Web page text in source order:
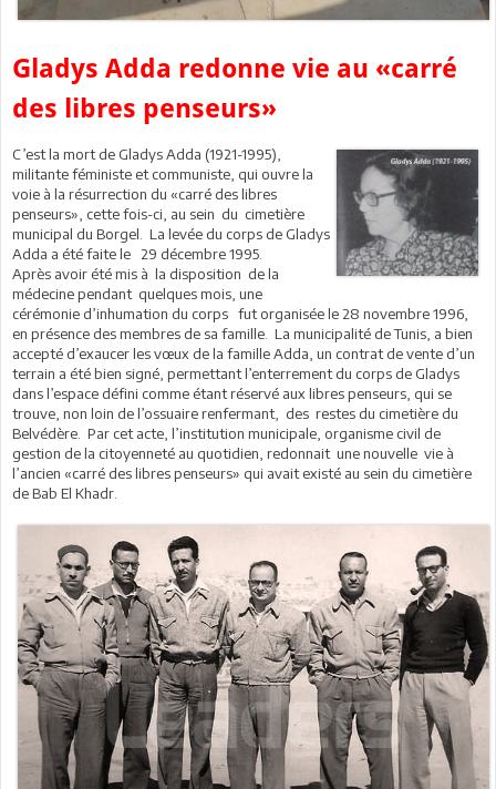
Gladys Adda redonne vie au «carré
des libres penseurs»
C’est la mort de Gladys Adda (1921-1995),
militante féministe et communiste, qui ouvre la
voie à la résurrection du «carré des libres
penseurs», cette fois-ci, au sein du cimetière
municipal du Borgel. La levée du corps de Gladys
Adda a été faite le 29 décembre 1995.
Après avoir été mis à la disposition de la
médecine pendant quelques mois, une
cérémonie d’inhumation du corps fut organisée le 28 novembre 1996,
en présence des membres de sa famille. La municipalité de Tunis, a bien
accepté d’exaucer les vœux de la famille Adda, un contrat de vente d’un
terrain a été bien signé, permettant l’enterrement du corps de Gladys
dans l’espace défini comme étant réservé aux libres penseurs, qui se
trouve, non loin de l’ossuaire renfermant, des restes du cimetière du
Belvédère. Par cet acte, l’institution municipale, organisme civil de
gestion de la citoyenneté au quotidien, redonnait une nouvelle vie à
l’ancien «carré des libres penseurs» qui avait existé au sein du cimetière
de Bab El Khadr.